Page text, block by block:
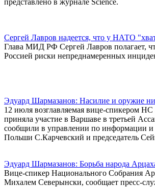
представлено в журнале Science.
Сергей Лавров надеется, что у НАТО
Глава МИД РФ Сергей Лавров полагает,
Россией риски непреднамеренных
Эдуард Шармазанов: Насилие и оружие
12 июля возглавляемая вице-спикером
приняла участие в Варшаве в третьей
сообщили в управлении по информации
Польши С.Карчевский и председатель
Эдуард Шармазанов: Борьба народа
Вице-спикер Национального Собрания
Михалем Северынски, сообщает пресс-